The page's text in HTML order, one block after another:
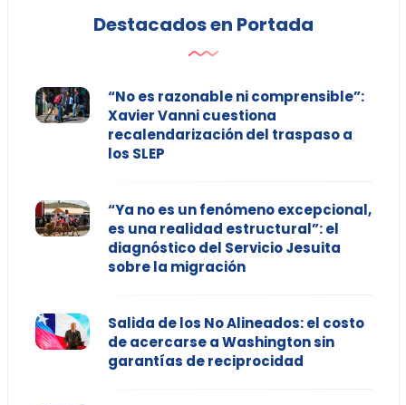
Destacados en Portada
“No es razonable ni comprensible”:
Xavier Vanni cuestiona
recalendarización del traspaso a
los SLEP
“Ya no es un fenómeno excepcional,
es una realidad estructural”: el
diagnóstico del Servicio Jesuita
sobre la migración
Salida de los No Alineados: el costo
de acercarse a Washington sin
garantías de reciprocidad